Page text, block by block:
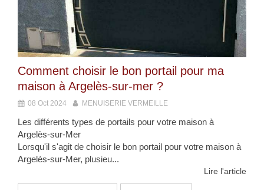
Comment choisir le bon portail pour ma
maison à Argelès-sur-mer ?
08 Oct 2024 MENUISERIE VERMEILLE
Les différents types de portails pour votre maison à
Argelès-sur-Mer
Lorsqu'il s'agit de choisir le bon portail pour votre maison à
Argelès-sur-Mer, plusieu...
Lire l'article